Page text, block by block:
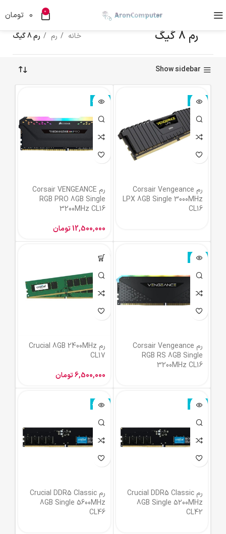
0
0 تومان
رم 8 گیگ خانه رم رم 8 گیگ
Show sidebar
ناموجود
رم Corsair Vengeance
LPX 8GB Single 3000MHz
CL16
ناموجود
رم Corsair VENGEANCE
RGB PRO 8GB Single
3200MHz CL16
12,500,000تومان
ناموجود
رم Corsair Vengeance
RGB RS 8GB Single
3200MHz CL16
رم Crucial 8GB 2400MHz
CL17
6,500,000تومان
ناموجود
رم Crucial DDR5 Classic
8GB Single 5200MHz
CL42
ناموجود
رم Crucial DDR5 Classic
8GB Single 5600MHz
CL46